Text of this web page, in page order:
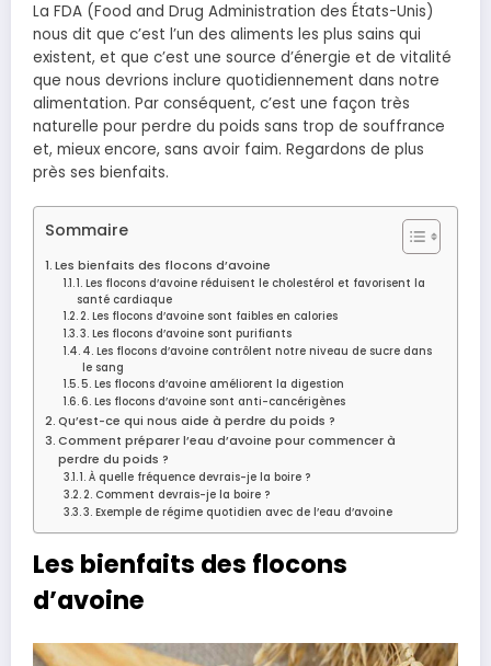
La FDA (Food and Drug Administration des États-Unis)
nous dit que c’est l’un des aliments les plus sains qui
existent, et que c’est une source d’énergie et de vitalité
que nous devrions inclure quotidiennement dans notre
alimentation. Par conséquent, c’est une façon très
naturelle pour perdre du poids sans trop de souffrance
et, mieux encore, sans avoir faim. Regardons de plus
près ses bienfaits.
Sommaire
Les bienfaits des flocons d’avoine
1. Les flocons d’avoine réduisent le cholestérol et favorisent la
santé cardiaque
2. Les flocons d’avoine sont faibles en calories
3. Les flocons d’avoine sont purifiants
4. Les flocons d’avoine contrôlent notre niveau de sucre dans
le sang
5. Les flocons d’avoine améliorent la digestion
6. Les flocons d’avoine sont anti-cancérigènes
Qu’est-ce qui nous aide à perdre du poids ?
Comment préparer l’eau d’avoine pour commencer à
perdre du poids ?
1. À quelle fréquence devrais-je la boire ?
2. Comment devrais-je la boire ?
3. Exemple de régime quotidien avec de l’eau d’avoine
Les bienfaits des flocons
d’avoine